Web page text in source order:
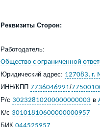
Реквизиты Сторон:
Работодатель:
Общество с ограниченной
Юридический адрес: 127083, г.
ИНН/КПП7736046991/
Р/с 30232810200000000003 в
К/с 30101810600000000957
БИК